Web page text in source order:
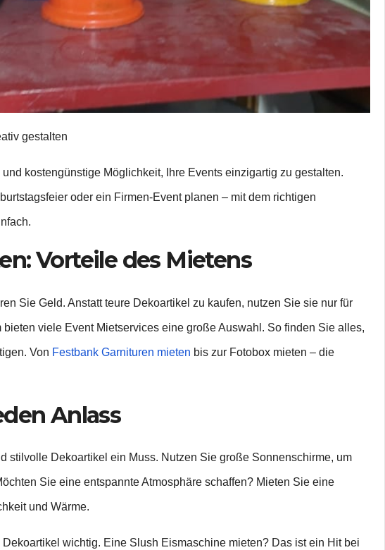
gestalten
kostengünstige Möglichkeit, Ihre Events einzigartig zu gestalten.
oder ein Firmen-Event planen – mit dem richtigen
Vorteile des Mietens
Sie Geld. Anstatt teure Dekoartikel zu kaufen, nutzen Sie sie nur für
viele Event Mietservices eine große Auswahl. So finden Sie alles,
Von Festbank Garnituren mieten bis zur Fotobox mieten – die
Anlass
stilvolle Dekoartikel ein Muss. Nutzen Sie große Sonnenschirme, um
Sie eine entspannte Atmosphäre schaffen? Mieten Sie eine
und Wärme.
wichtig. Eine Slush Eismaschine mieten? Das ist ein Hit bei